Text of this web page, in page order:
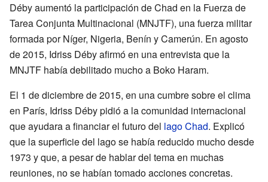
Déby aumentó la participación de Chad en la Fuerza de
Tarea Conjunta Multinacional (MNJTF), una fuerza militar
formada por Níger, Nigeria, Benín y Camerún. En agosto
de 2015, Idriss Déby afirmó en una entrevista que la
MNJTF había debilitado mucho a Boko Haram.
El 1 de diciembre de 2015, en una cumbre sobre el clima
en París, Idriss Déby pidió a la comunidad internacional
que ayudara a financiar el futuro del lago Chad. Explicó
que la superficie del lago se había reducido mucho desde
1973 y que, a pesar de hablar del tema en muchas
reuniones, no se habían tomado acciones concretas.